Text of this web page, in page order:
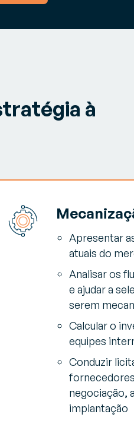
à
Apresentar
atuais do
Analisar os
e ajudar a
serem
Calcular o
equipes
Conduzir
negociação,
implantação